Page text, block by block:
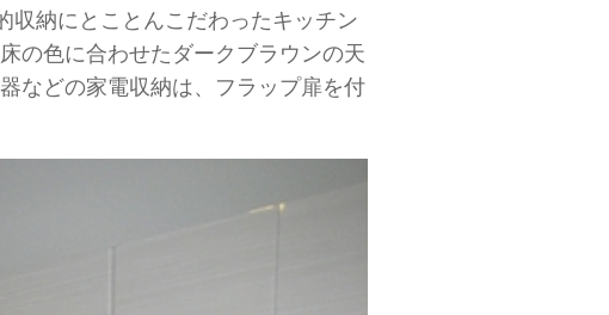
収納にとことんこだわったキッチン
の色に合わせたダークブラウンの天
などの家電収納は、フラップ扉を付